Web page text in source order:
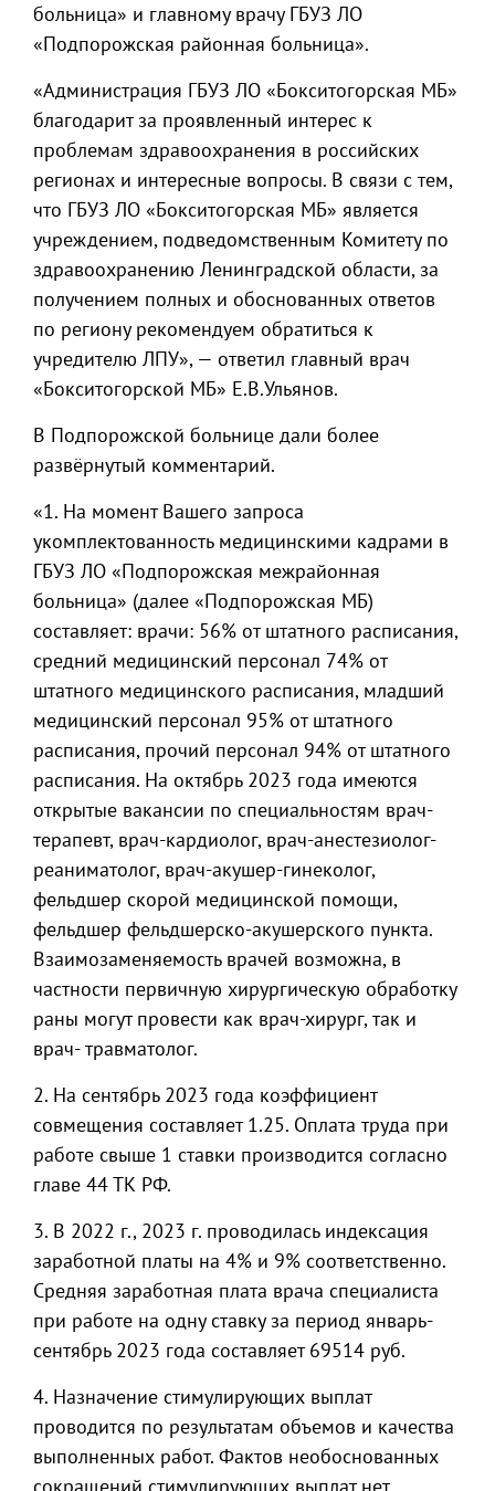
больница» и главному врачу ГБУЗ ЛО
«Подпорожская районная больница».
«Администрация ГБУЗ ЛО «Бокситогорская МБ»
благодарит за проявленный интерес к
проблемам здравоохранения в российских
регионах и интересные вопросы. В связи с тем,
что ГБУЗ ЛО «Бокситогорская МБ» является
учреждением, подведомственным Комитету по
здравоохранению Ленинградской области, за
получением полных и обоснованных ответов
по региону рекомендуем обратиться к
учредителю ЛПУ», — ответил главный врач
«Бокситогорской МБ» Е.В.Ульянов.
В Подпорожской больнице дали более
развёрнутый комментарий.
«1. На момент Вашего запроса
укомплектованность медицинскими кадрами в
ГБУЗ ЛО «Подпорожская межрайонная
больница» (далее «Подпорожская МБ)
составляет: врачи: 56% от штатного расписания,
средний медицинский персонал 74% от
штатного медицинского расписания, младший
медицинский персонал 95% от штатного
расписания, прочий персонал 94% от штатного
расписания. На октябрь 2023 года имеются
открытые вакансии по специальностям врач-
терапевт, врач-кардиолог, врач-анестезиолог-
реаниматолог, врач-акушер-гинеколог,
фельдшер скорой медицинской помощи,
фельдшер фельдшерско-акушерского пункта.
Взаимозаменяемость врачей возможна, в
частности первичную хирургическую обработку
раны могут провести как врач-хирург, так и
врач- травматолог.
2. На сентябрь 2023 года коэффициент
совмещения составляет 1.25. Оплата труда при
работе свыше 1 ставки производится согласно
главе 44 ТК РФ.
3. В 2022 г., 2023 г. проводилась индексация
заработной платы на 4% и 9% соответственно.
Средняя заработная плата врача специалиста
при работе на одну ставку за период январь-
сентябрь 2023 года составляет 69514 руб.
4. Назначение стимулирующих выплат
проводится по результатам объемов и качества
выполненных работ. Фактов необоснованных